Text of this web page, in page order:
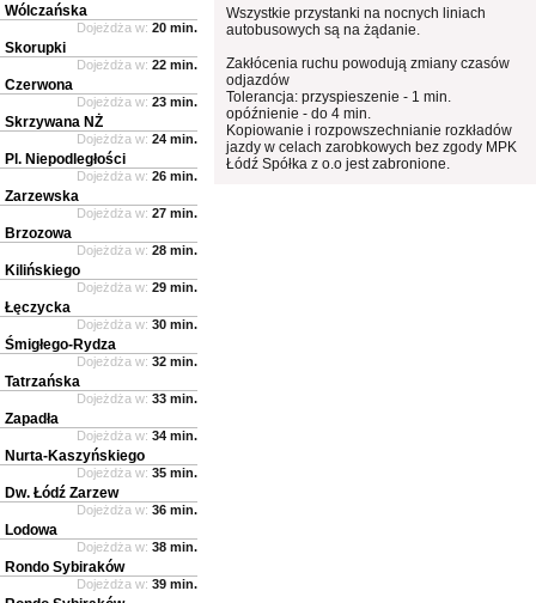
Wszystkie przystanki na nocnych liniach
autobusowych są na żądanie.
Zakłócenia ruchu powodują zmiany czasów
odjazdów
Tolerancja: przyspieszenie - 1 min.
opóźnienie - do 4 min.
Kopiowanie i rozpowszechnianie rozkładów
jazdy w celach zarobkowych bez zgody MPK
Łódź Spółka z o.o jest zabronione.
Wólczańska
Dojeżdża w: 20 min.
Skorupki
Dojeżdża w: 22 min.
Czerwona
Dojeżdża w: 23 min.
Skrzywana NŻ
Dojeżdża w: 24 min.
Pl. Niepodległości
Dojeżdża w: 26 min.
Zarzewska
Dojeżdża w: 27 min.
Brzozowa
Dojeżdża w: 28 min.
Kilińskiego
Dojeżdża w: 29 min.
Łęczycka
Dojeżdża w: 30 min.
Śmigłego-Rydza
Dojeżdża w: 32 min.
Tatrzańska
Dojeżdża w: 33 min.
Zapadła
Dojeżdża w: 34 min.
Nurta-Kaszyńskiego
Dojeżdża w: 35 min.
Dw. Łódź Zarzew
Dojeżdża w: 36 min.
Lodowa
Dojeżdża w: 38 min.
Rondo Sybiraków
Dojeżdża w: 39 min.